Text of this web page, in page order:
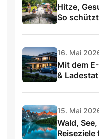
Hitze,
So
16. Mai
Mit dem
&
15. Mai
Wald,